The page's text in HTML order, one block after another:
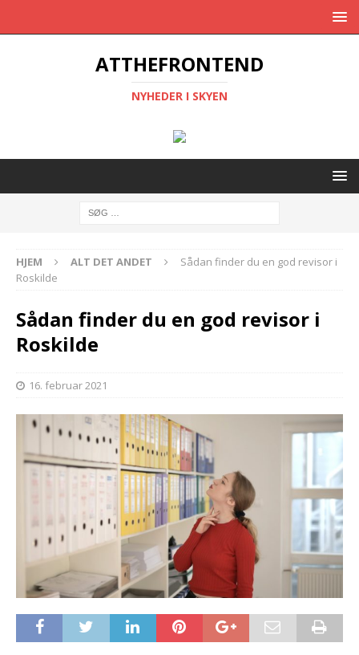
ATTHEFRONTEND
NYHEDER I SKYEN
HJEM ALT DET ANDET
Sådan finder du en god revisor i
Roskilde
Sådan finder du en god revisor i
Roskilde
16. februar 2021